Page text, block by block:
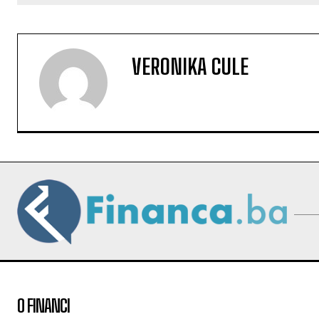
VERONIKA CULE
O FINANCI